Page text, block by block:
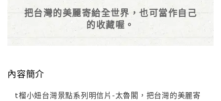
把台灣的美麗寄給全世界，也可當作自己
的收藏喔。
內容簡介
t榴小妞台灣景點系列明信片-太魯閣，把台灣的美麗寄